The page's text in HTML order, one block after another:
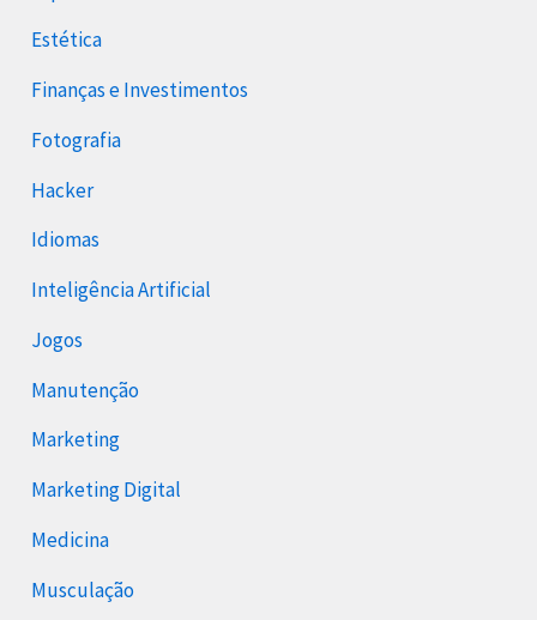
Estética
Finanças e Investimentos
Fotografia
Hacker
Idiomas
Inteligência Artificial
Jogos
Manutenção
Marketing
Marketing Digital
Medicina
Musculação